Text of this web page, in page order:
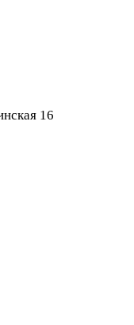
16